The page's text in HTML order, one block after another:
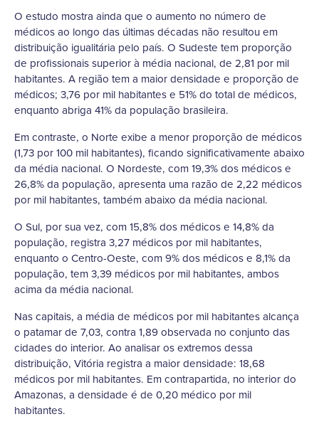
O estudo mostra ainda que o aumento no número de
médicos ao longo das últimas décadas não resultou em
distribuição igualitária pelo país. O Sudeste tem proporção
de profissionais superior à média nacional, de 2,81 por mil
habitantes. A região tem a maior densidade e proporção de
médicos; 3,76 por mil habitantes e 51% do total de médicos,
enquanto abriga 41% da população brasileira.
Em contraste, o Norte exibe a menor proporção de médicos
(1,73 por 100 mil habitantes), ficando significativamente abaixo
da média nacional. O Nordeste, com 19,3% dos médicos e
26,8% da população, apresenta uma razão de 2,22 médicos
por mil habitantes, também abaixo da média nacional.
O Sul, por sua vez, com 15,8% dos médicos e 14,8% da
população, registra 3,27 médicos por mil habitantes,
enquanto o Centro-Oeste, com 9% dos médicos e 8,1% da
população, tem 3,39 médicos por mil habitantes, ambos
acima da média nacional.
Nas capitais, a média de médicos por mil habitantes alcança
o patamar de 7,03, contra 1,89 observada no conjunto das
cidades do interior. Ao analisar os extremos dessa
distribuição, Vitória registra a maior densidade: 18,68
médicos por mil habitantes. Em contrapartida, no interior do
Amazonas, a densidade é de 0,20 médico por mil
habitantes.